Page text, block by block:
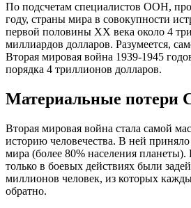
По подсчетам специалистов ООН,
году, страны мира в совокупности
первой половины XX века около 4
миллиардов долларов. Разумеется,
Вторая мировая война 1939-1945
порядка 4 триллионов долларов.
Материальные потери
Вторая мировая война стала самой
историю человечества. В ней приняло
мира (более 80% населения планеты).
только в боевых действиях были
миллионов человек, из которых
обратно.